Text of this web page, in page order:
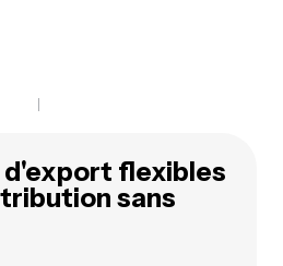
flexibles
sans